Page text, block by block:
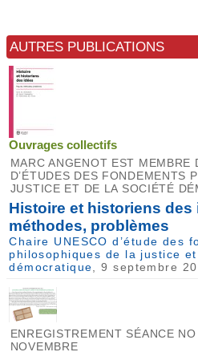
AUTRES PUBLICATIONS
Ouvrages collectifs
MARC ANGENOT EST MEMBRE
D’ÉTUDES DES FONDEMENTS
JUSTICE ET DE LA SOCIÉTÉ
Histoire et historiens des
méthodes, problèmes
Chaire UNESCO d’étude des
philosophiques de la justice
démocratique , 9 septembre
ENREGISTREMENT SÉANCE
NOVEMBRE